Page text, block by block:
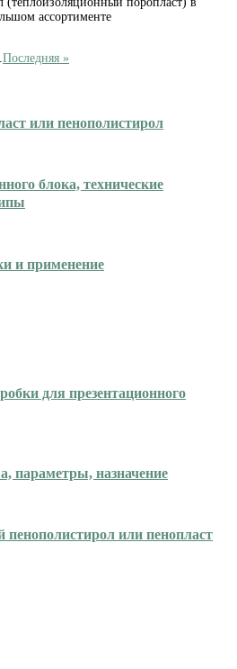
Утепляем
дом:
пенополистирол
ассортименте
Последняя »
или пенополистирол
блока, технические
и применение
для презентационного
параметры, назначение
или пенопласт